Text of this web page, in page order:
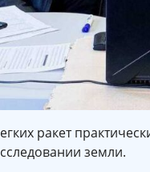
ракет
земли.